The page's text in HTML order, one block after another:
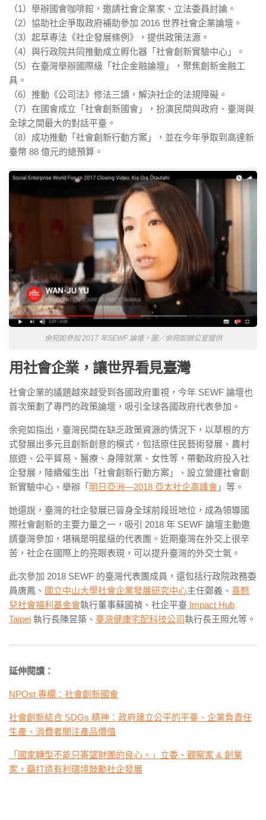
（1）舉辦國會咖啡館，邀請社會企業家、立法委員討論。
（2）協助社企爭取政府補助參加 2016 世界社會企業論壇。
（3）起草專法《社企發展條例》，提供政策法源。
（4）與行政院共同推動成立孵化器「社會創新實驗中心」。
（5）在臺灣舉辦國際級「社企金融論壇」，聚焦創新金融工
具。
（6）推動《公司法》修法三讀，解決社企的法規障礙。
（7）在國會成立「社會創新國會」，扮演民間與政府、臺灣與
全球之間最大的對話平臺。
（8）成功推動「社會創新行動方案」，並在今年爭取到高達新
臺幣 88 億元的總預算。
余宛如參加 2017 年SEWF 論壇。圖／余宛如辦公室提供
用社會企業，讓世界看見臺灣
社會企業的議題越來越受到各國政府重視，今年 SEWF 論壇也
首次策劃了專門的政策論壇，吸引全球各國政府代表參加。
余宛如指出，臺灣民間在缺乏政策資源的情況下，以草根的方
式發展出多元且創新創意的模式，包括原住民藝術發展、農村
旅遊、公平貿易、醫療、身障就業、女性等，帶動政府投入社
企發展，陸續催生出「社會創新行動方案」、設立營運社會創
新實驗中心、舉辦「 明日亞洲—2018 亞太社企高峰會 」等。
她還說，臺灣的社企發展已晉身全球前段班地位，成為領導國
際社會創新的主要力量之一，吸引 2018 年 SEWF 論壇主動邀
請臺灣參加，堪稱是明星級的代表團。近期臺灣在外交上很辛
苦，社企在國際上的亮眼表現，可以提升臺灣的外交士氣。
此次參加 2018 SEWF 的臺灣代表團成員，還包括行政院政務委
員唐鳳、 國立中山大學社會企業發展研究中心主任鄭義、 喜憨
兒社會福利基金會執行董事蘇國禎、社企平臺 Impact Hub
Taipei 執行長陳昱築、 臺灣健康宅配科技公司執行長王照允等。
延伸閱讀：
NPOst 專欄：社會創新國會
社會創新結合 SDGs 精神：政府建立公平的平臺、企業負責任
生產、消費者關注產品價值
「國家轉型不能只寄望財團的良心。」立委、觀察家 & 創業
家，籲打造有利環境鼓勵社企發展